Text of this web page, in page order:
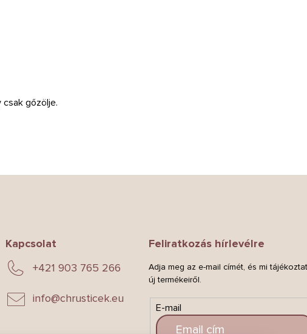
gőzölje.
Kapcsolat
info@chrusticek.eu
+421 903 765 266
Feliratkozás hírlevélre
Adja meg az e-mail címét, és mi
új termékeiről.
E-mail